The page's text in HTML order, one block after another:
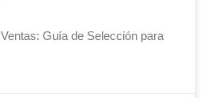
Guía de Selección para